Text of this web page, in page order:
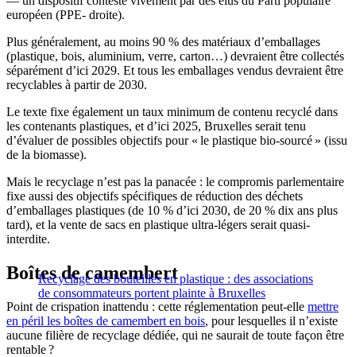
européen (PPE- droite).
Plus généralement, au moins 90 % des matériaux d’emballages
(plastique, bois, aluminium, verre, carton…) devraient être collectés
séparément d’ici 2029. Et tous les emballages vendus devraient être
recyclables à partir de 2030.
Le texte fixe également un taux minimum de contenu recyclé dans
les contenants plastiques, et d’ici 2025, Bruxelles serait tenu
d’évaluer de possibles objectifs pour « le plastique bio-sourcé » (issu
de la biomasse).
Mais le recyclage n’est pas la panacée : le compromis parlementaire
fixe aussi des objectifs spécifiques de réduction des déchets
d’emballages plastiques (de 10 % d’ici 2030, de 20 % dix ans plus
tard), et la vente de sacs en plastique ultra-légers serait quasi-
interdite.
Recyclage des bouteilles en plastique : des associations
de consommateurs portent plainte à Bruxelles
Boîtes de camembert
Point de crispation inattendu : cette réglementation peut-elle mettre
en péril les boîtes de camembert en bois, pour lesquelles il n’existe
aucune filière de recyclage dédiée, qui ne saurait de toute façon être
rentable ?